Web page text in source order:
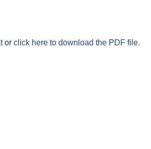
or click here to download the PDF file.